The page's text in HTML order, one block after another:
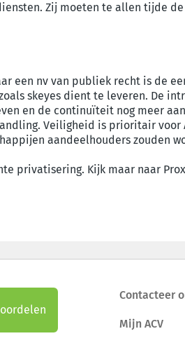
Zij moeten te allen tijde
een nv van publiek recht is de
skeyes dient te leveren. De
en de continuïteit nog meer
Veiligheid is prioritair voor
aandeelhouders zouden
privatisering. Kijk maar naar
Contacteer
Mijn ACV